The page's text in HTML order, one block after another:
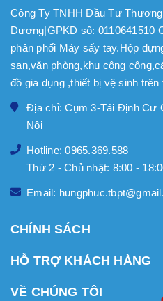
Công Ty TNHH Đầu Tư
Dương|GPKD số: 0110641510
phân phối Máy sấy tay.Hộp
sạn,văn phòng,khu công
đồ gia dụng ,thiết bị vệ sinh trên
Địa chỉ: Cụm 3-Tái Định Cư
Nội
Hotline: 0965.369.588
Thứ 2 - Chủ nhật: 8:00 -
Email:
CHÍNH SÁCH
HỖ TRỢ KHÁCH HÀNG
VỀ CHÚNG TÔI